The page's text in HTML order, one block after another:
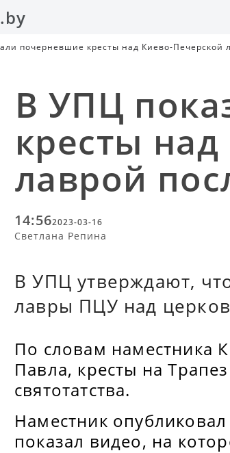
почерневшие кресты над Киево-Печерской
В УПЦ
кресты
лаврой
14:562023-03-16
Светлана Репина
В УПЦ утверждают,
лавры ПЦУ над
По словам наместника
Павла, кресты на
святотатства.
Наместник
показал видео, на